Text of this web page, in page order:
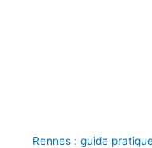
Rennes : guide